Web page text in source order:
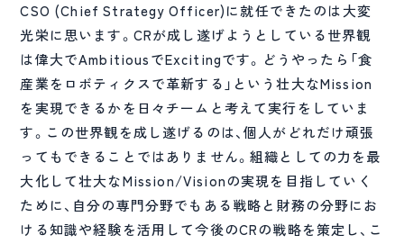
CSO (Chief Strategy Officer)に就任できたのは大変
光栄に思います。CRが成し遂げようとしている世界観
は偉大でAmbitiousでExcitingです。どうやったら「食
産業をロボティクスで革新する」という壮大なMission
を実現できるかを日々チームと考えて実行をしていま
す。この世界観を成し遂げるのは、個人がどれだけ頑張
ってもできることではありません。組織としての力を最
大化して壮大なMission/Visionの実現を目指していく
ために、自分の専門分野でもある戦略と財務の分野にお
ける知識や経験を活用して今後のCRの戦略を策定し、こ